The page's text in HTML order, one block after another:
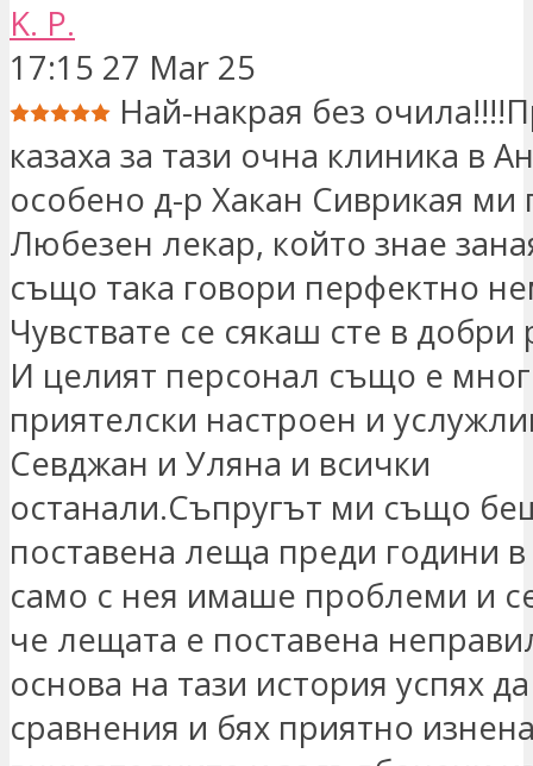
K. P.
17:15 27 Mar 25
Най-накрая без
казаха за тази очна клиника в
особено д-р Хакан Сиврикая
Любезен лекар, който знае
също така говори перфектно
Чувствате се сякаш сте в добри
И целият персонал също е
приятелски настроен и
Севджан и Уляна и всички
останали.Съпругът ми също
поставена леща преди години
само с нея имаше проблеми и
че лещата е поставена
основа на тази история успях
сравнения и бях приятно